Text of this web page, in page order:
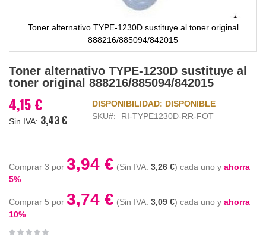
Toner alternativo TYPE-1230D sustituye al toner original
888216/885094/842015
al
comienzo
la
galería
Toner alternativo TYPE-1230D sustituye al
toner original 888216/885094/842015
4,15 €
3,43 €
DISPONIBILIDAD: DISPONIBLE
SKU
RI-TYPE1230D-RR-FOT
Comprar 3 por 3,94 € 3,26 € cada uno y ahorra
5%
Comprar 5 por 3,74 € 3,09 € cada uno y ahorra
10%